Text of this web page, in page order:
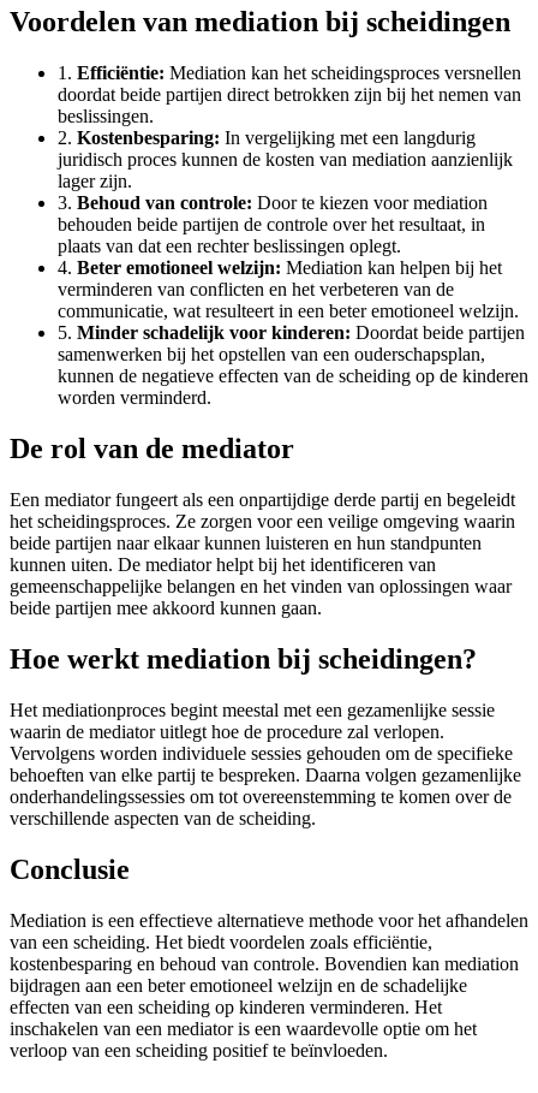
Voordelen van mediation bij scheidingen
1. Efficiëntie: Mediation kan het scheidingsproces versnellen
doordat beide partijen direct betrokken zijn bij het nemen van
beslissingen.
2. Kostenbesparing: In vergelijking met een langdurig
juridisch proces kunnen de kosten van mediation aanzienlijk
lager zijn.
3. Behoud van controle: Door te kiezen voor mediation
behouden beide partijen de controle over het resultaat, in
plaats van dat een rechter beslissingen oplegt.
4. Beter emotioneel welzijn: Mediation kan helpen bij het
verminderen van conflicten en het verbeteren van de
communicatie, wat resulteert in een beter emotioneel welzijn.
5. Minder schadelijk voor kinderen: Doordat beide partijen
samenwerken bij het opstellen van een ouderschapsplan,
kunnen de negatieve effecten van de scheiding op de kinderen
worden verminderd.
De rol van de mediator
Een mediator fungeert als een onpartijdige derde partij en begeleidt
het scheidingsproces. Ze zorgen voor een veilige omgeving waarin
beide partijen naar elkaar kunnen luisteren en hun standpunten
kunnen uiten. De mediator helpt bij het identificeren van
gemeenschappelijke belangen en het vinden van oplossingen waar
beide partijen mee akkoord kunnen gaan.
Hoe werkt mediation bij scheidingen?
Het mediationproces begint meestal met een gezamenlijke sessie
waarin de mediator uitlegt hoe de procedure zal verlopen.
Vervolgens worden individuele sessies gehouden om de specifieke
behoeften van elke partij te bespreken. Daarna volgen gezamenlijke
onderhandelingssessies om tot overeenstemming te komen over de
verschillende aspecten van de scheiding.
Conclusie
Mediation is een effectieve alternatieve methode voor het afhandelen
van een scheiding. Het biedt voordelen zoals efficiëntie,
kostenbesparing en behoud van controle. Bovendien kan mediation
bijdragen aan een beter emotioneel welzijn en de schadelijke
effecten van een scheiding op kinderen verminderen. Het
inschakelen van een mediator is een waardevolle optie om het
verloop van een scheiding positief te beïnvloeden.